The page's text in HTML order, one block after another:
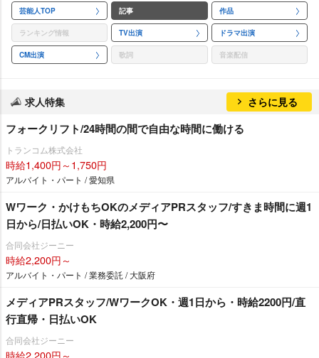
芸能人TOP 記事 作品
ランキング情報 TV出演 ドラマ出演
CM出演 歌詞 音楽配信
求人特集 さらに見る
フォークリフト/24時間の間で自由な時間に働ける
トランコム株式会社
時給1,400円～1,750円
アルバイト・パート / 愛知県
Wワーク・かけもちOKのメディアPRスタッフ/すきま時間に週1
日から/日払いOK・時給2,200円〜
合同会社ジーニー
時給2,200円～
アルバイト・パート / 業務委託 / 大阪府
メディアPRスタッフ/WワークOK・週1日から・時給2200円/直
行直帰・日払いOK
合同会社ジーニー
時給2,200円～